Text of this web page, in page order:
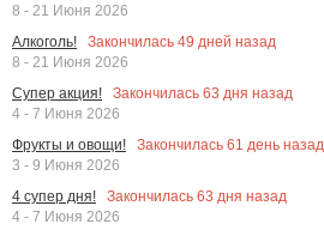
8 - 21 Июня 2026
Алкоголь!
Закончилась 49 дней назад
8 - 21 Июня 2026
Супер акция!
Закончилась 63 дня назад
4 - 7 Июня 2026
Фрукты и овощи!
Закончилась 61 день назад
3 - 9 Июня 2026
4 супер дня!
Закончилась 63 дня назад
4 - 7 Июня 2026